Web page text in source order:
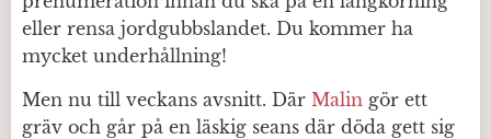
eller rensa jordgubbslandet. Du kommer ha
mycket underhållning!
Men nu till veckans avsnitt. Där Malin gör ett
gräv och går på en läskig seans där döda gett sig